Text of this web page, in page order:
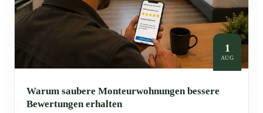
1
AUG
Warum saubere Monteurwohnungen bessere
Bewertungen erhalten